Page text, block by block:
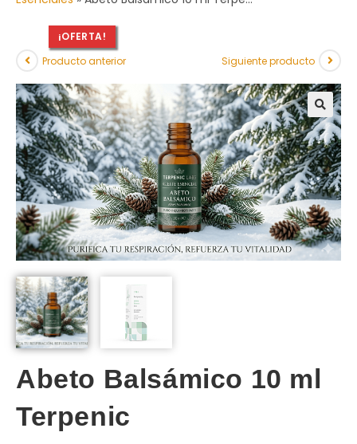
¡OFERTA!
Producto anterior
Siguiente producto
Abeto Balsámico 10 ml
Terpenic